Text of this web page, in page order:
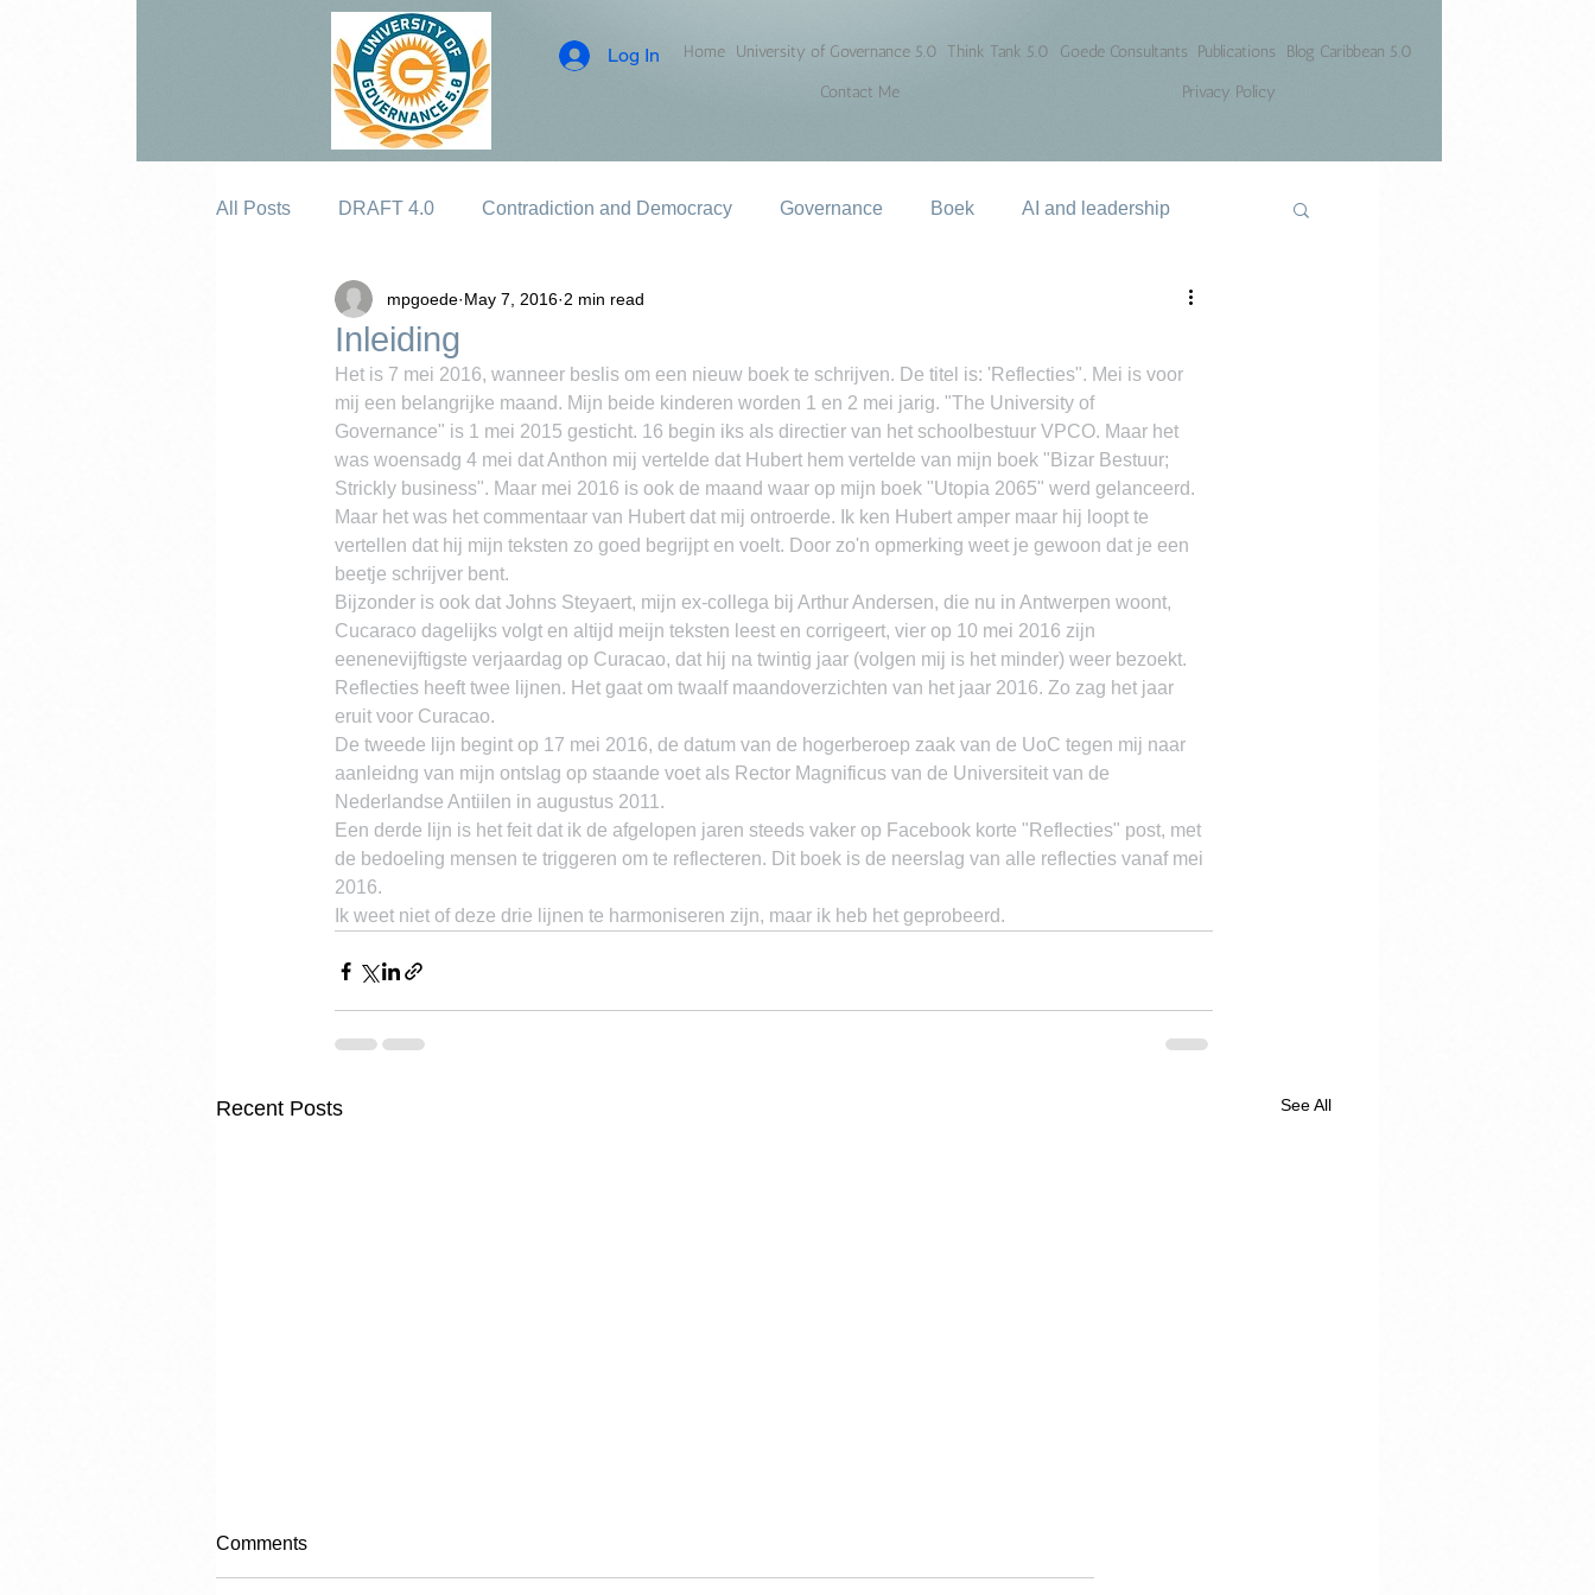
Log In Home University of Governance 5.0 Think Tank 5.0 Goede Consultants Publications
Blog Caribbean 5.0
Contact Me
Privacy Policy
All Posts DRAFT 4.0 Contradiction and Democracy Governance Boek AI and leadership
Inleiding
mpgoede May 7, 2016 2 min read
Het is 7 mei 2016, wanneer beslis om een nieuw boek te schrijven. De titel is: 'Reflecties". Mei is voor
mij een belangrijke maand. Mijn beide kinderen worden 1 en 2 mei jarig. "The University of
Governance" is 1 mei 2015 gesticht. 16 begin iks als directier van het schoolbestuur VPCO. Maar het
was woensadg 4 mei dat Anthon mij vertelde dat Hubert hem vertelde van mijn boek "Bizar Bestuur;
Strickly business". Maar mei 2016 is ook de maand waar op mijn boek "Utopia 2065" werd gelanceerd.
Maar het was het commentaar van Hubert dat mij ontroerde. Ik ken Hubert amper maar hij loopt te
vertellen dat hij mijn teksten zo goed begrijpt en voelt. Door zo'n opmerking weet je gewoon dat je een
beetje schrijver bent.
Bijzonder is ook dat Johns Steyaert, mijn ex-collega bij Arthur Andersen, die nu in Antwerpen woont,
Cucaraco dagelijks volgt en altijd meijn teksten leest en corrigeert, vier op 10 mei 2016 zijn
eenenevijftigste verjaardag op Curacao, dat hij na twintig jaar (volgen mij is het minder) weer bezoekt.
Reflecties heeft twee lijnen. Het gaat om twaalf maandoverzichten van het jaar 2016. Zo zag het jaar
eruit voor Curacao.
De tweede lijn begint op 17 mei 2016, de datum van de hogerberoep zaak van de UoC tegen mij naar
aanleidng van mijn ontslag op staande voet als Rector Magnificus van de Universiteit van de
Nederlandse Antiilen in augustus 2011.
Een derde lijn is het feit dat ik de afgelopen jaren steeds vaker op Facebook korte "Reflecties" post, met
de bedoeling mensen te triggeren om te reflecteren. Dit boek is de neerslag van alle reflecties vanaf mei
2016.
Ik weet niet of deze drie lijnen te harmoniseren zijn, maar ik heb het geprobeerd.
Recent Posts See All
Comments